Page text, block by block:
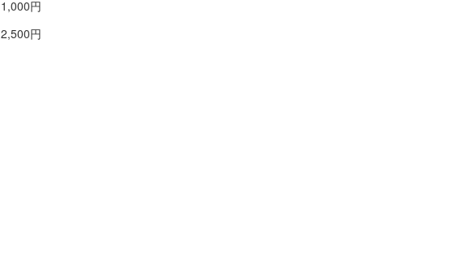
1,000円
2,500円